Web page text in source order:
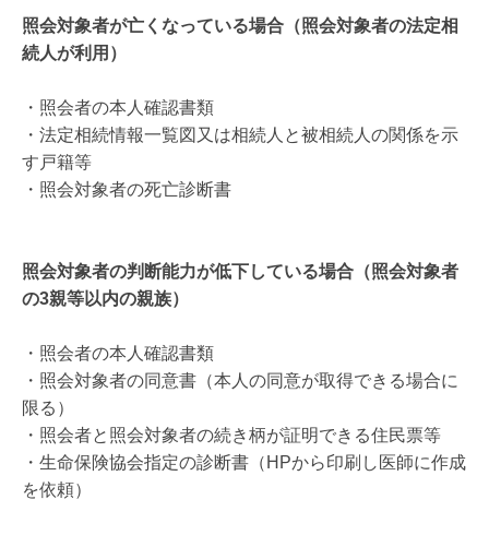
照会対象者が亡くなっている場合（照会対象者の法定相
続人が利用）
・照会者の本人確認書類
・法定相続情報一覧図又は相続人と被相続人の関係を示
す戸籍等
・照会対象者の死亡診断書
照会対象者の判断能力が低下している場合（照会対象者
の3親等以内の親族）
・照会者の本人確認書類
・照会対象者の同意書（本人の同意が取得できる場合に
限る）
・照会者と照会対象者の続き柄が証明できる住民票等
・生命保険協会指定の診断書（HPから印刷し医師に作成
を依頼）